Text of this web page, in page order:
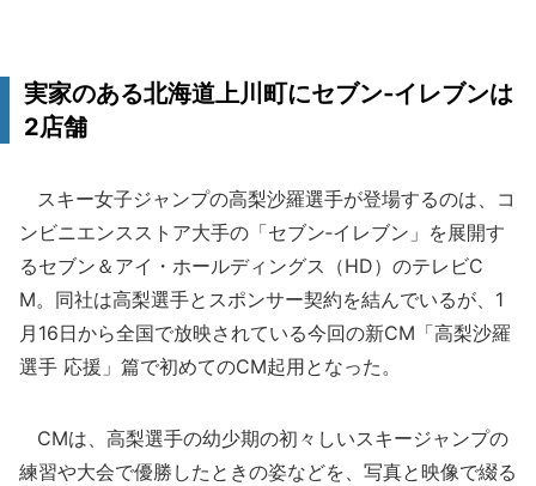
実家のある北海道上川町にセブン‐イレブンは
2店舗
スキー女子ジャンプの高梨沙羅選手が登場するのは、コ
ンビニエンスストア大手の「セブン‐イレブン」を展開す
るセブン＆アイ・ホールディングス（HD）のテレビC
M。同社は高梨選手とスポンサー契約を結んでいるが、1
月16日から全国で放映されている今回の新CM「高梨沙羅
選手 応援」篇で初めてのCM起用となった。
CMは、高梨選手の幼少期の初々しいスキージャンプの
練習や大会で優勝したときの姿などを、写真と映像で綴る